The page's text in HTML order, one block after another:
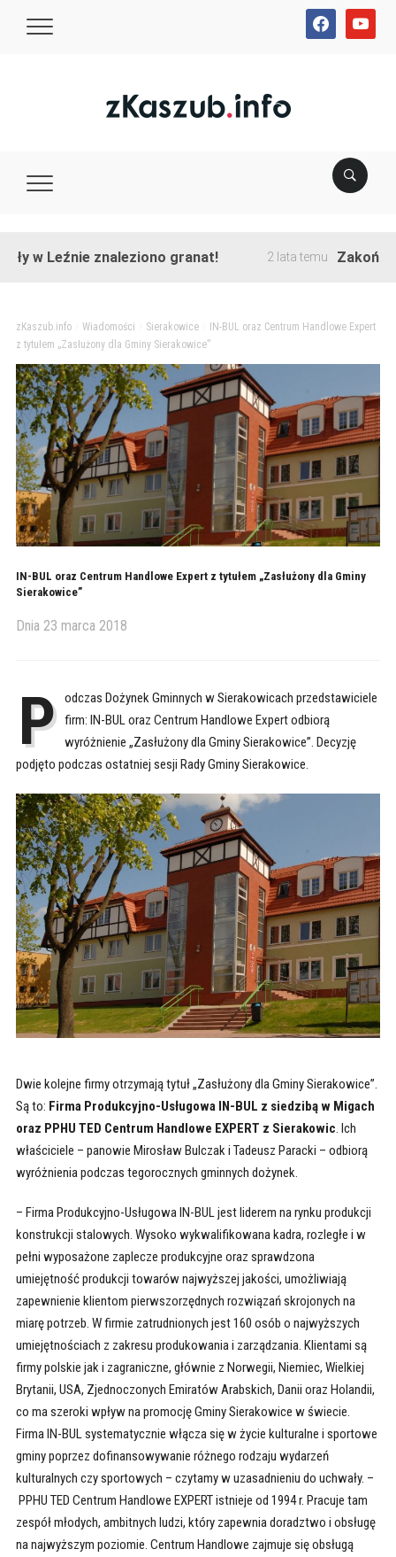
facebookyoutube
znaleziono granat! 2 lata temu Zakończono
zKaszub.info> Wiadomości Sierakowice>
IN-BUL oraz Centrum Handlowe Expert
z tytułem „Zasłużony dla Gminy Sierakowice”
IN-BUL oraz Centrum Handlowe Expert z tytułem „Zasłużony dla Gminy
Sierakowice”
Dnia 23 marca 2018
P odczas Dożynek Gminnych w Sierakowicach przedstawiciele
firm: IN-BUL oraz Centrum Handlowe Expert odbiorą
wyróżnienie „Zasłużony dla Gminy Sierakowice”. Decyzję
podjęto podczas ostatniej sesji Rady Gminy Sierakowice.
Dwie kolejne firmy otrzymają tytuł „Zasłużony dla Gminy Sierakowice”.
Są to: Firma Produkcyjno-Usługowa IN-BUL z siedzibą w Migach
oraz PPHU TED Centrum Handlowe EXPERT z Sierakowic. Ich
właściciele – panowie Mirosław Bulczak i Tadeusz Paracki – odbiorą
wyróżnienia podczas tegorocznych gminnych dożynek.
– Firma Produkcyjno-Usługowa IN-BUL jest liderem na rynku produkcji
konstrukcji stalowych. Wysoko wykwalifikowana kadra, rozległe i w
pełni wyposażone zaplecze produkcyjne oraz sprawdzona
umiejętność produkcji towarów najwyższej jakości, umożliwiają
zapewnienie klientom pierwszorzędnych rozwiązań skrojonych na
miarę potrzeb. W firmie zatrudnionych jest 160 osób o najwyższych
umiejętnościach z zakresu produkowania i zarządzania. Klientami są
firmy polskie jak i zagraniczne, głównie z Norwegii, Niemiec, Wielkiej
Brytanii, USA, Zjednoczonych Emiratów Arabskich, Danii oraz Holandii,
co ma szeroki wpływ na promocję Gminy Sierakowice w świecie.
Firma IN-BUL systematycznie włącza się w życie kulturalne i sportowe
gminy poprzez dofinansowywanie różnego rodzaju wydarzeń
kulturalnych czy sportowych – czytamy w uzasadnieniu do uchwały. –
PPHU TED Centrum Handlowe EXPERT istnieje od 1994 r. Pracuje tam
zespół młodych, ambitnych ludzi, który zapewnia doradztwo i obsługę
na najwyższym poziomie. Centrum Handlowe zajmuje się obsługą